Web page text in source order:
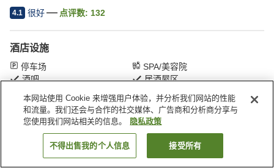
4.1 很好 点评数: 132
酒店设施
停车场
SPA/美容院
酒吧
居酒屋区
首页 日本 三重县 四日市 Toei酒店
搜索客房
本网站使用 Cookie 来增强用户体验，并分析我们网站的性能
和流量。我们还会与合作的社交媒体、广告商和分析商分享与
您使用我们网站相关的信息。
隐私政策
不得出售我的个人信息 接受所有